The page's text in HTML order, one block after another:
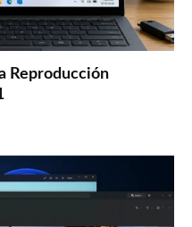
Reproducción